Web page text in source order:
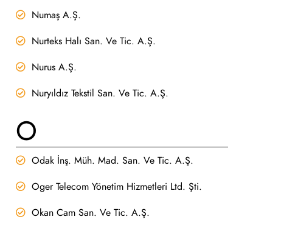
Numaş A.Ş.
Nurteks Halı San. Ve Tic. A.Ş.
Nurus A.Ş.
Nuryıldız Tekstil San. Ve Tic. A.Ş.
O
Odak İnş. Müh. Mad. San. Ve Tic. A.Ş.
Oger Telecom Yönetim Hizmetleri Ltd. Şti.
Okan Cam San. Ve Tic. A.Ş.